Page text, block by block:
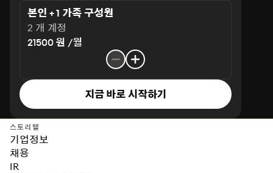
본인 + 1 가족 구성원
2 개 계정
21500 원 /월
지금 바로 시작하기
스토리텔
기업정보
채용
IR